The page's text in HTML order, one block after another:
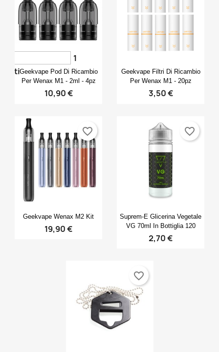
Anteprima
Geekvape Pod Di Ricambio
Per Wenax M1 - 2ml - 4pz
10,90 €
1
voti
Anteprima
Geekvape Filtri Di Ricambio
Per Wenax M1 - 20pz
3,50 €
Anteprima
Geekvape Wenax M2 Kit
19,90 €
favorite_border
Anteprima
Suprem-E Glicerina Vegetale
VG 70ml In Bottiglia 120
2,70 €
favorite_border
favorite_border